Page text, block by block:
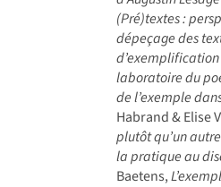
(Pré)textes :
dépeçage des
laboratoire du
de l’exemple
Habrand & Elise
plutôt qu’un
la pratique au
Baetens,